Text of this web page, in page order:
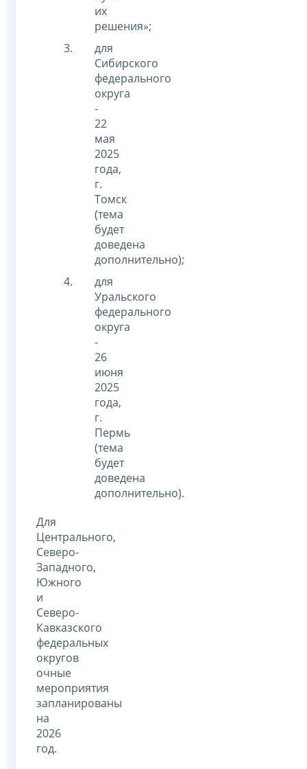
их
решения»;
для
Сибирского
федерального
округа
-
22
мая
2025
года,
г.
Томск
(тема
будет
доведена
дополнительно);
для
Уральского
федерального
округа
-
26
июня
2025
года,
г.
Пермь
(тема
будет
доведена
дополнительно).
Для
Центрального,
Северо-
Западного,
Южного
и
Северо-
Кавказского
федеральных
округов
очные
мероприятия
запланированы
на
2026
год.